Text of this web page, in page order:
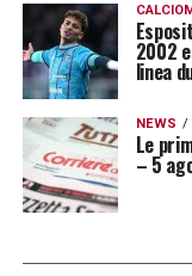
2002
linea
NEWS
Le
– 5